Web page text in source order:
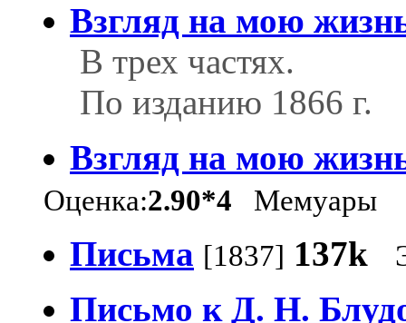
Взгляд на мою
В трех частях.
По изданию 1866 г.
Взгляд на мою
Оценка:2.90*4 Мемуары
Письма [1837] 137k
Письмо к Д. Н.